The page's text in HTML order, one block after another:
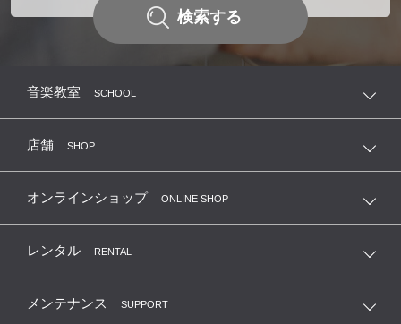
検索する
音楽教室 SCHOOL
店舗 SHOP
オンラインショップ ONLINE SHOP
レンタル RENTAL
メンテナンス SUPPORT